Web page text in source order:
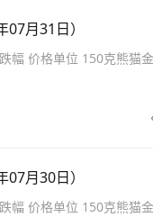
月31日）
幅 价格单位 150克熊猫
月30日）
幅 价格单位 150克熊猫